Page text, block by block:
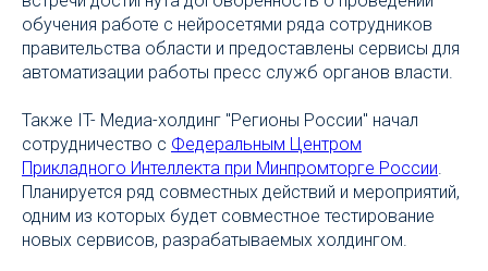
обучения работе с нейросетями ряда сотрудников
правительства области и предоставлены сервисы для
автоматизации работы пресс служб органов власти.
Также IT- Медиа-холдинг "Регионы России" начал
сотрудничество с Федеральным Центром
Прикладного Интеллекта при Минпромторге России.
Планируется ряд совместных действий и мероприятий,
одним из которых будет совместное тестирование
новых сервисов, разрабатываемых холдингом.